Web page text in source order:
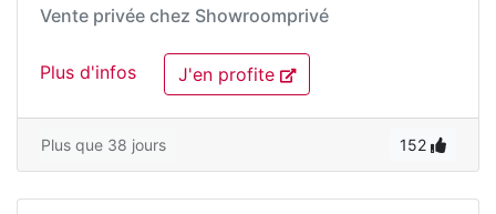
Vente privée chez Showroomprivé
Plus d'infos J'en profite
Plus que 38 jours 152